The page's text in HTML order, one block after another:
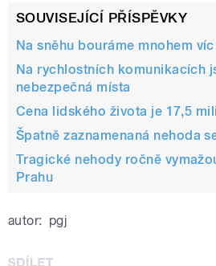
SOUVISEJÍCÍ PŘÍSPĚVKY
Na sněhu bouráme mnohem víc
Na rychlostních komunikacích
nebezpečná místa
Cena lidského života je 17,5
Špatně zaznamenaná nehoda
Tragické nehody ročně
Prahu
autor: pgj